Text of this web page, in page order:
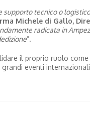
tecnico o
Michele di Gallo,
radicata in
”.
il proprio ruolo
eventi